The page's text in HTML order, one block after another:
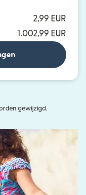
2,99 EUR
1.002,99 EUR
gewijzigd.